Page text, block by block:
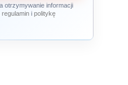
otrzymywanie informacji
regulamin i politykę